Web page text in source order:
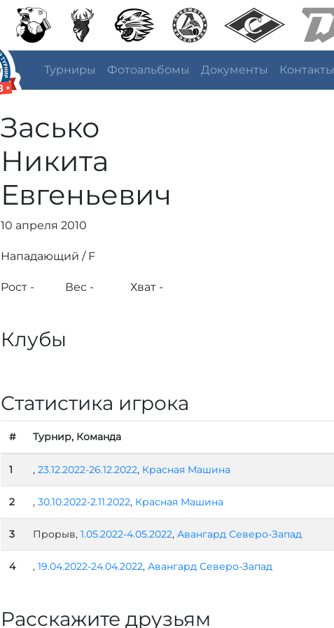
Турниры Фотоальбомы Документы Контакты
Засько
Никита
Евгеньевич
10 апреля 2010
Нападающий / F
Рост - Вес - Хват -
Клубы
Статистика игрока
# Турнир, Команда
1 , 23.12.2022-26.12.2022, Красная Машина
2 , 30.10.2022-2.11.2022, Красная Машина
3 Прорыв, 1.05.2022-4.05.2022, Авангард Северо-Запад
4 , 19.04.2022-24.04.2022, Авангард Северо-Запад
Расскажите друзьям